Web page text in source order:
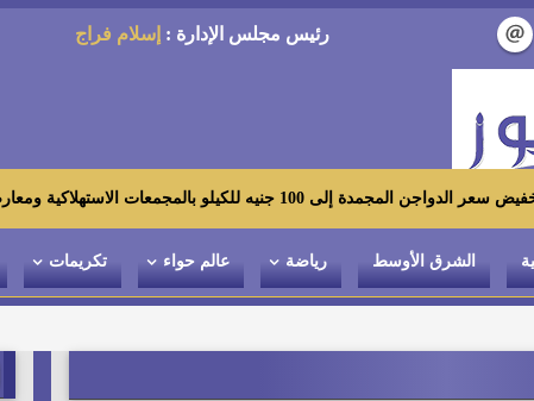
رئيس مجلس الإدارة : إسلام فراج
الاستهلاكية ومعارض «أهلاً رمضان»
الشرق الأوسط رياضة عالم حواء تكريمات